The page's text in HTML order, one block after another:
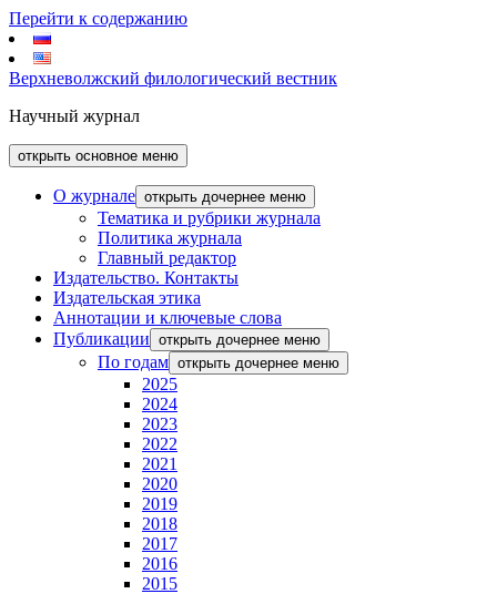
Перейти к содержанию
Верхневолжский филологический вестник
Научный журнал
открыть основное меню
О журнале открыть дочернее меню
Тематика и рубрики журнала
Политика журнала
Главный редактор
Издательство. Контакты
Издательская этика
Аннотации и ключевые слова
Публикации открыть дочернее меню
По годам открыть дочернее меню
2025
2024
2023
2022
2021
2020
2019
2018
2017
2016
2015